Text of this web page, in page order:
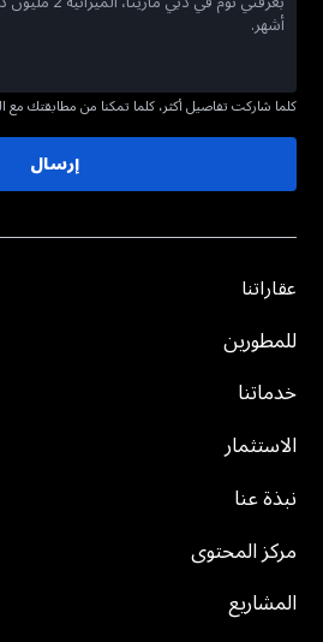
كلما شاركت تفاصيل أكثر، كلما تمكنا من مطابقتك
إرسال
عقاراتنا
للمطورين
خدماتنا
الاستثمار
نبذة عنا
مركز المحتوى
المشاريع